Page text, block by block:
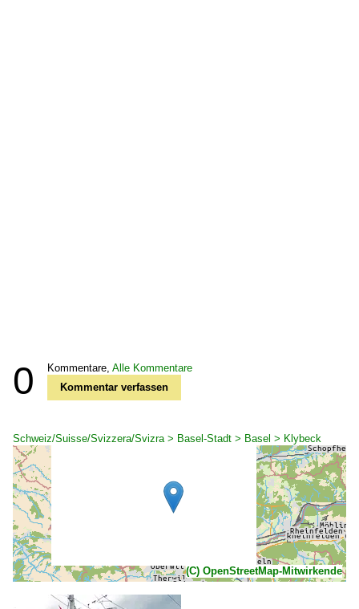
0 Kommentare, Alle Kommentare
Kommentar verfassen
Schweiz/Suisse/Svizzera/Svizra > Basel-Stadt > Basel > Klybeck
(C) OpenStreetMap-Mitwirkende